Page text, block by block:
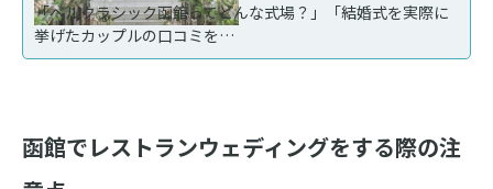
「ベルクラシック函館ってどんな式場？」「結婚式を実際に
挙げたカップルの口コミを…
函館でレストランウェディングをする際の注